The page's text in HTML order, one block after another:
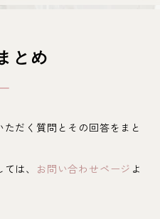
とめ
だく質問とその回答をまと
は、 お問い合わせページ よ